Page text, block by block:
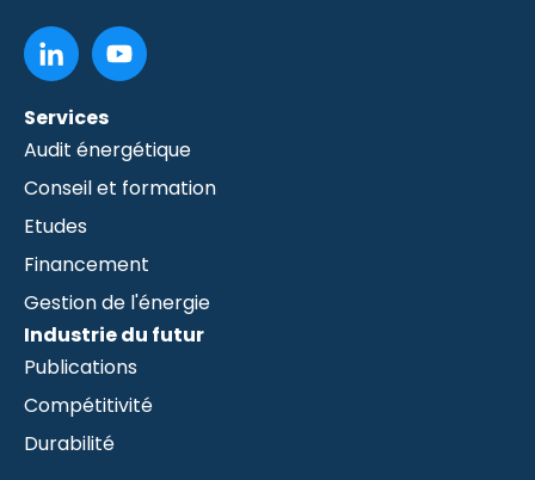
Services
Audit énergétique
Conseil et formation
Etudes
Financement
Gestion de l'énergie
Industrie du futur
Publications
Compétitivité
Durabilité